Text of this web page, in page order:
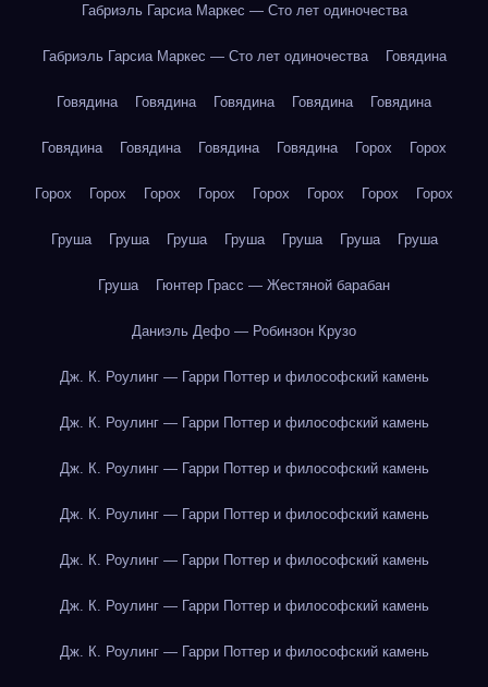
Габриэль Гарсиа Маркес — Сто лет одиночества
Габриэль Гарсиа Маркес — Сто лет одиночества Говядина
Говядина Говядина Говядина Говядина Говядина
Говядина Говядина Говядина Говядина Горох Горох
Горох Горох Горох Горох Горох Горох Горох Горох
Груша Груша Груша Груша Груша Груша Груша
Груша Гюнтер Грасс — Жестяной барабан
Даниэль Дефо — Робинзон Крузо
Дж. К. Роулинг — Гарри Поттер и философский камень
Дж. К. Роулинг — Гарри Поттер и философский камень
Дж. К. Роулинг — Гарри Поттер и философский камень
Дж. К. Роулинг — Гарри Поттер и философский камень
Дж. К. Роулинг — Гарри Поттер и философский камень
Дж. К. Роулинг — Гарри Поттер и философский камень
Дж. К. Роулинг — Гарри Поттер и философский камень